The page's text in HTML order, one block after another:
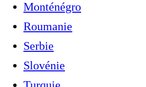
Monténégro
Roumanie
Serbie
Slovénie